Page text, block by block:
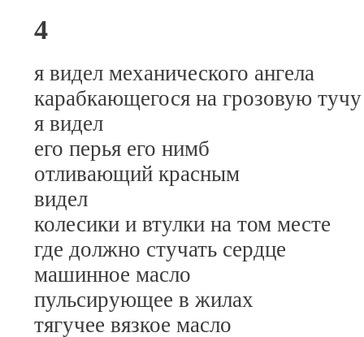
4
я видел механического ангела
карабкающегося на грозовую тучу
я видел
его перья его нимб
отливающий красным
видел
колесики и втулки на том месте
где должно стучать сердце
машинное масло
пульсирующее в жилах
тягучее вязкое масло